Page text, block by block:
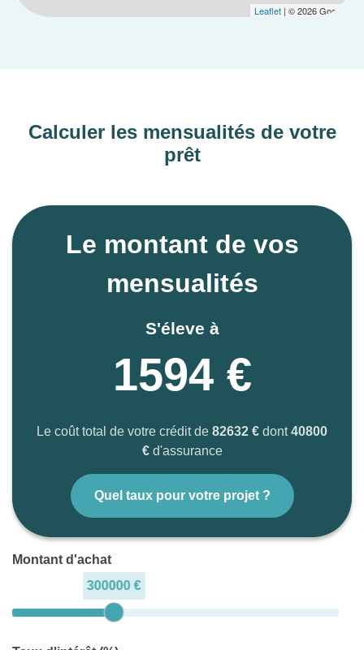
Leaflet | © 2026 Google
Calculer les mensualités de votre
prêt
Le montant de vos
mensualités
S'éleve à
1594 €
Le coût total de votre crédit de 82632 € dont40800
€d'assurance
Quel taux pour votre projet ?
Montant d'achat
300000 €